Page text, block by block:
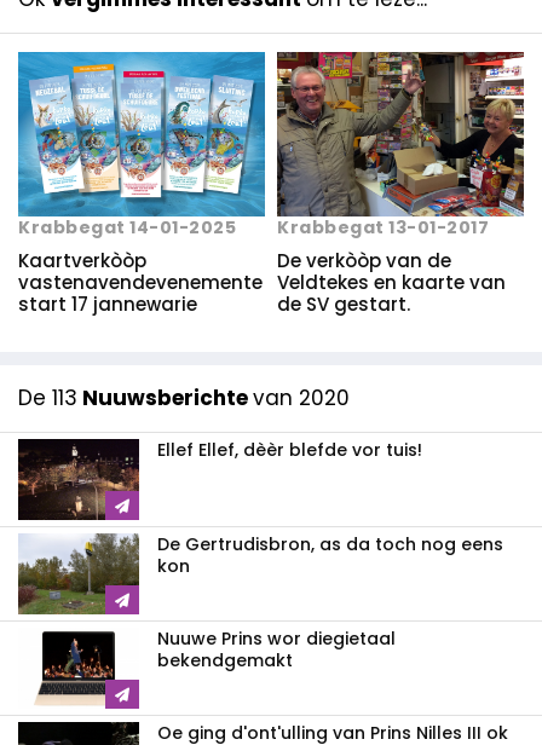
Krabbegat 14-01-2025
Kaartverkòòp
vastenavendevenemente
start 17 jannewarie
Krabbegat 13-01-2017
De verkòòp van de
Veldtekes en kaarte van
de SV gestart.
De 113 Nuuwsberichtevan 2020
Ellef Ellef, dèèr blefde vor tuis!
De Gertrudisbron, as da toch nog eens
kon
Nuuwe Prins wor diegietaal
bekendgemakt
Oe ging d'ont'ulling van Prins Nilles III ok